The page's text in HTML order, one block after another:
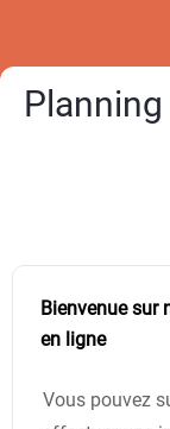
Bienvenue sur
en ligne
Vous pouvez